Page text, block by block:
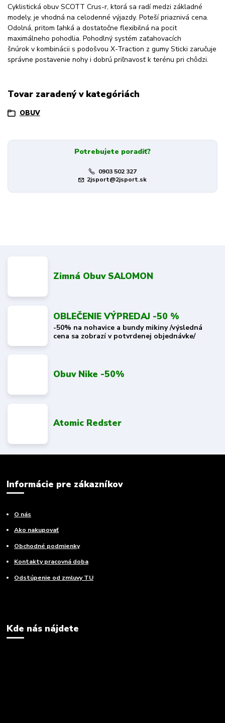
Cyklistická obuv SCOTT Crus-r, ktorá sa radí medzi základné
modely, je vhodná na celodenné výjazdy. Poteší priaznivá cena.
Odolná, pritom ľahká a dostatočne flexibilná na pocit
maximálneho pohodlia. Pohodlný systém zaťahovacích
šnúrok v kombinácii s podošvou X-Traction z gumy Sticki zaručuje
správne postavenie nohy i dobrú priľnavosť k terénu pri chôdzi.
Tovar zaradený v kategóriách
OBUV
Potrebujete poradiť?
0903 502 327
2jsport@2jsport.sk
Zimná Obuv SALOMON
OBLEČENIE VÝPREDAJ -50 %
-50% na nohavice a bundy mikiny /výsledná
cena sa zobrazí v potvrdenej objednávke/
Obuv Nike -50%
Atomic Redster
Informácie pre zákazníkov
O nás
Ako nakupovať
Obchodné podmienky
Kontakty pracovná doba
Odstúpenie od zmluvy TU
Kde nás nájdete